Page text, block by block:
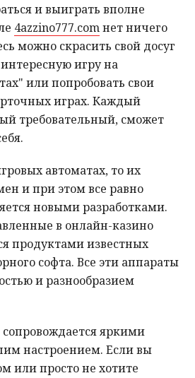
и выиграть вполне
4azzino777.comнет ничего
можно скрасить свой досуг
игру на
или попробовать свои
играх. Каждый
требовательный, сможет
автоматах, то их
и при этом все равно
новыми разработками.
в онлайн-казино
продуктами известных
софта. Все эти аппараты
и разнообразием
яркими
настроением. Если вы
или просто не хотите